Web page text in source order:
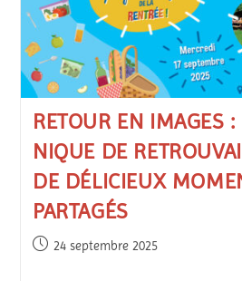
RETOUR EN IMAGES
NIQUE DE
DE DÉLICIEUX
PARTAGÉS
24 septembre 2025